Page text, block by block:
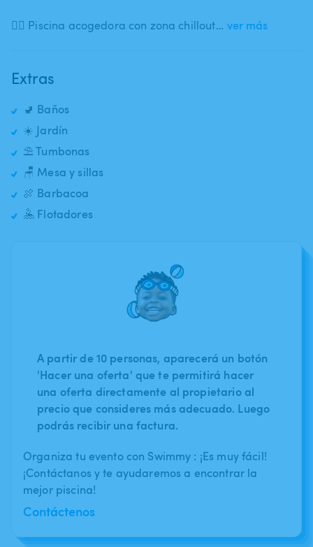
🏊‍♂️ Piscina acogedora con zona chillout… ver más
Extras
🚽 Baños
☀️ Jardín
⛱️ Tumbonas
🪑 Mesa y sillas
🍖 Barbacoa
🤽 Flotadores
A partir de 10 personas, aparecerá un botón
'Hacer una oferta' que te permitirá hacer
una oferta directamente al propietario al
precio que consideres más adecuado. Luego
podrás recibir una factura.
Organiza tu evento con Swimmy : ¡Es muy fácil!
¡Contáctanos y te ayudaremos a encontrar la
mejor piscina!
Contáctenos